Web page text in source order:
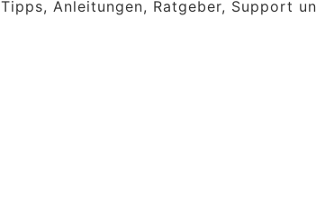
Tipps, Anleitungen, Ratgeber, Support